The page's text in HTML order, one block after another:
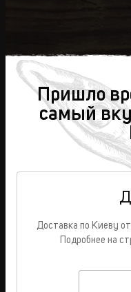
Пришло
самый
Доставка по Киеву
Подробнее на